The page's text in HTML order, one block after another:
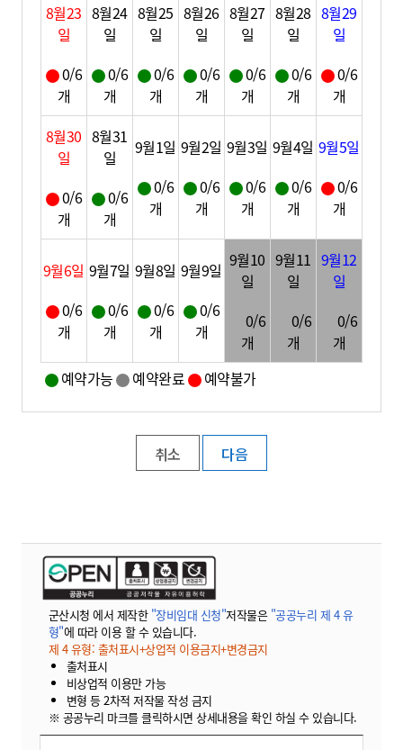
8월23
일
0/6
개
8월24
일
0/6
개
8월25
일
0/6
개
8월26
일
0/6
개
8월27
일
0/6
개
8월28
일
0/6
개
8월29
일
0/6
개
8월30
일
0/6
개
8월31
일
0/6
개
9월1일
0/6
개
9월2일
0/6
개
9월3일
0/6
개
9월4일
0/6
개
9월5일
0/6
개
9월6일
0/6
개
9월7일
0/6
개
9월8일
0/6
개
9월9일
0/6
개
9월10
일
0/6
개
9월11
일
0/6
개
9월12
일
0/6
개
예약가능
예약완료 예약불가
취소
군산시청 에서 제작한 "장비임대 신청"저작물은 "공공누리 제 4 유
형"에 따라 이용 할 수 있습니다.
제 4 유형: 출처표시+상업적 이용금지+변경금지
출처표시
비상업적 이용만 가능
변형 등 2차적 저작물 작성 금지
※ 공공누리 마크를 클릭하시면 상세내용을 확인 하실 수 있습니다.